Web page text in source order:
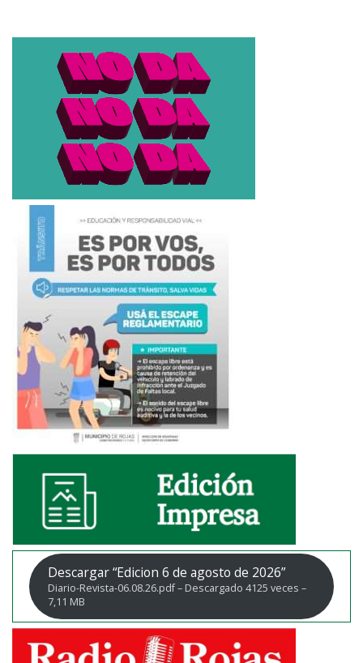
Descargar “Edicion 6 de agosto de 2026”
Diario-Revista-06.08.26.pdf – Descargado 4125 veces –
7,11 MB